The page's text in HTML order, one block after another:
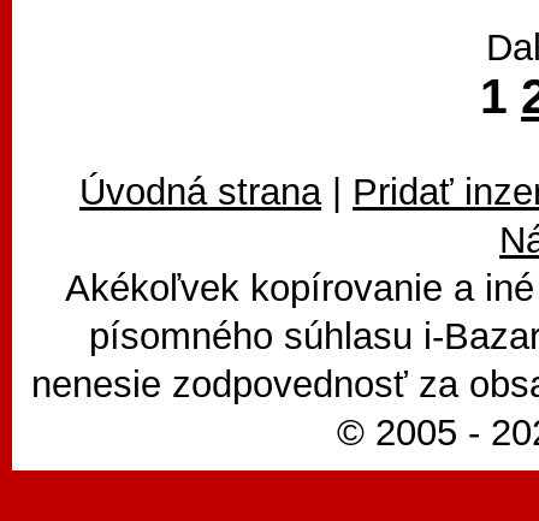
1
Úvodná strana| Pridať
Akékoľvek kopírovanie a
písomného súhlasu i-
nenesie zodpovednosť za
© 2005 -